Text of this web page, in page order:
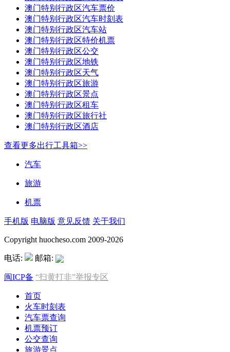
澳门特别行政区汽车票价
澳门特别行政区汽车时刻表
澳门特别行政区汽车站
澳门特别行政区特价机票
澳门特别行政区公交
澳门特别行政区地铁
澳门特别行政区天气
澳门特别行政区旅游
澳门特别行政区景点
澳门特别行政区租车
澳门特别行政区旅行社
澳门特别行政区酒店
查看更多出行工具箱>>
汽车
旅游
机票
手机版 电脑版 意见反馈 关于我们
Copyright huocheso.com 2009-2026
电话: 邮箱:
闽ICP备 “扫黄打非”举报专区
首页
火车时刻表
汽车票查询
机票预订
公交查询
旅游景点